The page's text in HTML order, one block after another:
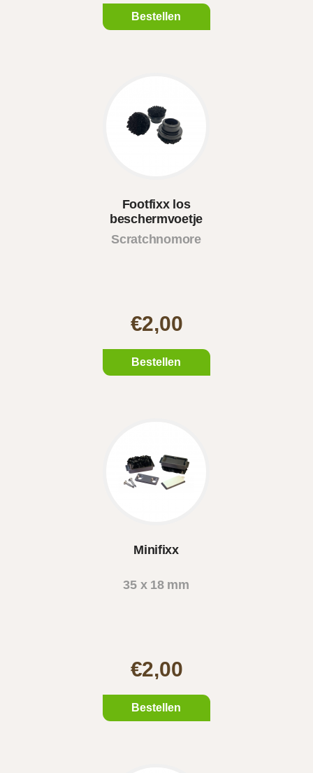
Bestellen
Footfixx los
beschermvoetje
Scratchnomore
€2,00
Bestellen
Minifixx
35 x 18 mm
€2,00
Bestellen